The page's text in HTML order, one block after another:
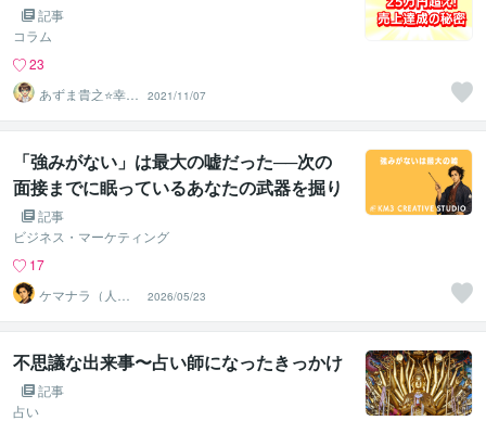
記事
コラム
23
あずま貴之⭐幸せ
自分軸の生き方
育成コーチ
2021/11/07
「強みがない」は最大の嘘だった──次の
面接までに眠っているあなたの武器を掘り
起こす、たった1つの質問
記事
ビジネス・マーケティング
17
ケマナラ（人
事・採用コンサ
ルタント）
2026/05/23
不思議な出来事〜占い師になったきっかけ
記事
占い